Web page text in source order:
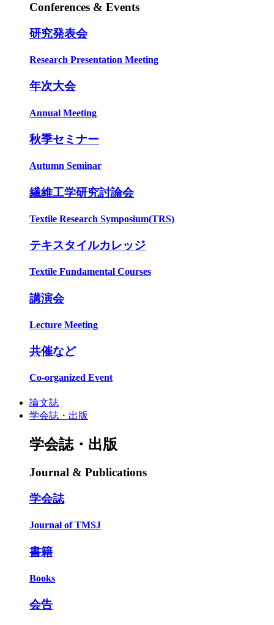
Conferences & Events
研究発表会
Research Presentation Meeting
年次大会
Annual Meeting
秋季セミナー
Autumn Seminar
繊維工学研究討論会
Textile Research Symposium(TRS)
テキスタイルカレッジ
Textile Fundamental Courses
講演会
Lecture Meeting
共催など
Co-organized Event
論文誌
学会誌・出版
学会誌・出版
Journal & Publications
学会誌
Journal of TMSJ
書籍
Books
会告